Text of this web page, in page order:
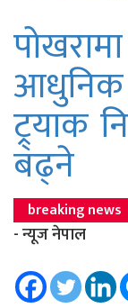
आधुनिक
ट्र्याक
बढ्ने
breaking news
- न्यूज नेपाल